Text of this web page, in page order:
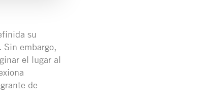
su
embargo,
el lugar al
de